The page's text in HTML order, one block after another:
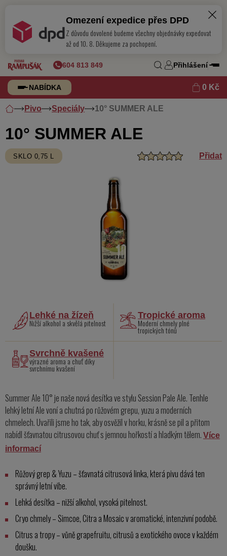
Omezení expedice přes DPD
Z důvodu dovolené budeme všechny objednávky expedovat
až od 10. 8. Děkujeme za pochopení.
10° SUMMER ALE 116 Kč
Skladem
Do košíku
604 813 849 Přihlášení
NABÍDKA 0 Kč
Pivo Speciály 10° SUMMER ALE
10° SUMMER ALE
SKLO 0,75 L Přidat
Lehké na žízeň
Nižší alkohol a skvělá pitelnost
Tropické aroma
Moderní chmely plné
tropických tónů
Svrchně kvašené
výrazné aroma a chuť díky
svrchnímu kvašení
Summer Ale 10° je naše nová desítka ve stylu Session Pale Ale. Tenhle
lehký letní Ale voní a chutná po růžovém grepu, yuzu a moderních
chmelech. Uvařili jsme ho tak, aby osvěžil v horku, krásně se pil a přitom
nabídl šťavnatou citrusovou chuť s jemnou hořkostí a hladkým tělem. Více
informací
Růžový grep & Yuzu – šťavnatá citrusová linka, která pivu dává ten
správný letní vibe.
Lehká desítka – nižší alkohol, vysoká pitelnost.
Cryo chmely – Simcoe, Citra a Mosaic v aromatické, intenzivní podobě.
Citrus a tropy – vůně grapefruitu, citrusů a exotického ovoce v každém
doušku.